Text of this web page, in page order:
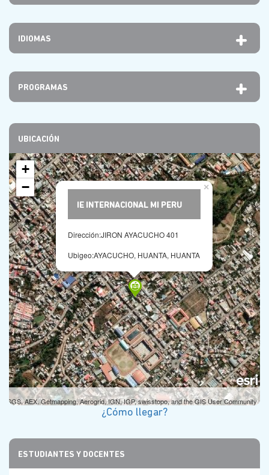
IDIOMAS
PROGRAMAS
UBICACIÓN
IE INTERNACIONAL MI PERU
Dirección:JIRON AYACUCHO 401
Ubigeo:AYACUCHO, HUANTA, HUANTA
×
+
−
AEX, Getmapping, Aerogrid, IGN, IGP, swisstopo, and the GIS User Community
¿Cómo llegar?
ESTUDIANTES Y DOCENTES